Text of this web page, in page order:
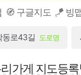
🧭 구글지도 🪁 빙
동로43길 도로명
리가게 지도등